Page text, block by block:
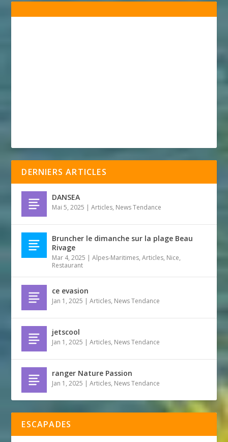
DERNIERS ARTICLES
DANSEA
Mai 5, 2025 |Articles, News Tendance
Bruncher le dimanche sur la plage Beau
Rivage
Mar 4, 2025 |Alpes-Maritimes,Articles, Nice,
Restaurant
ce evasion
Jan 1, 2025 |Articles, News Tendance
jetscool
Jan 1, 2025 |Articles, News Tendance
ranger Nature Passion
Jan 1, 2025 |Articles, News Tendance
ESCAPADES